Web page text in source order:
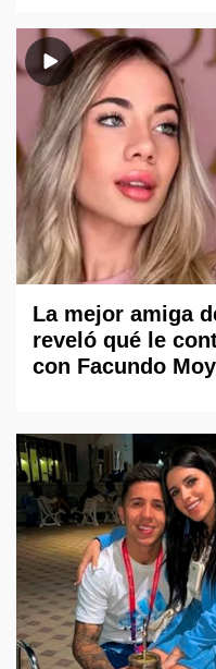
La mejor amiga
reveló qué le
con Facundo